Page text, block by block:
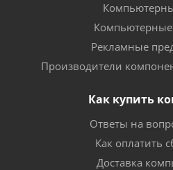
Компьютерные
Рекламные
Производители
Как купить
Ответы на
Как оплатить
Доставка